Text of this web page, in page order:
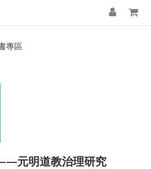
專區
元明道教治理研究